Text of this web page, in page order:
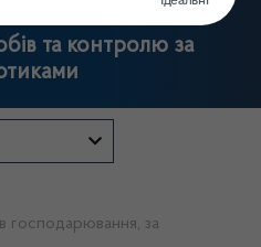
України
та контролю за
господарювання, за